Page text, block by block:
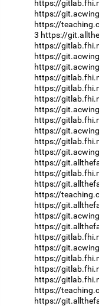
https://
https://
https://
3 https://
https://
https://
https://
https://
https://
https://
https://
https://
https://
https://
https://
https://
https://
https://
https://
https://
https://
https://
https://
https://
https://
https://
https://
https://
https://